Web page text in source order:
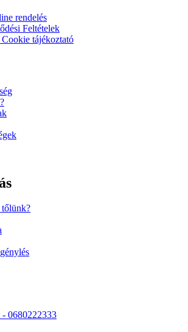
rendelés
Feltételek
tájékoztató
0680222333